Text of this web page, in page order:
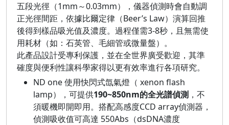
五段光徑（1mm～0.03mm），儀器偵測時會自動調
正光徑間距，依據比爾定律（Beer’s Law）演算回推
後得到樣品吸光值及濃度。過程僅需3-8秒，且無需使
用耗材（如：石英管、毛細管或微量盤）。
此產品設計受專利保護，並在全世界廣受歡迎，其準
確度與便利性讓科學家得以更有效率進行各項研究。
ND one 使用快閃式氙氣燈（ xenon flash
lamp），可提供190~850nm的全光譜偵測 ，不
須暖機即開即用。搭配高感度CCD array偵測器，
偵測吸收值可高達 550Abs（dsDNA濃度